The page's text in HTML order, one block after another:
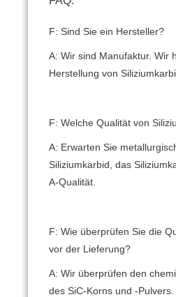
F: Sind Sie ein Hersteller?
A: Wir sind Manufaktur. Wir
Herstellung von
F: Welche Qualität von
A: Erwarten Sie
Siliziumkarbid, das
A-Qualität.
F: Wie überprüfen Sie die
vor der Lieferung?
A: Wir überprüfen den
des SiC-Korns und -Pulvers.